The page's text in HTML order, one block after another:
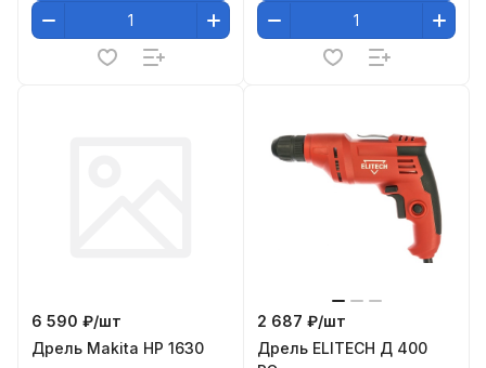
6 590 ₽/шт
Дрель Makita HP 1630
2 687 ₽/шт
Дрель ELITECH Д 400